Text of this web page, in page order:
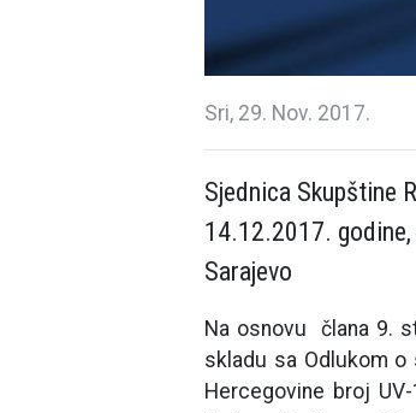
Sri, 29. Nov. 2017.
Sjednica Skupštine
14.12.2017. godine,
Sarajevo
Na osnovu člana 9.
skladu sa Odlukom
Hercegovine broj